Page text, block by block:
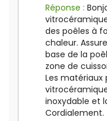
Réponse :
des poêles à
chaleur.
base de la
zone de
Les matériaux
inoxydable et
Cordialement.